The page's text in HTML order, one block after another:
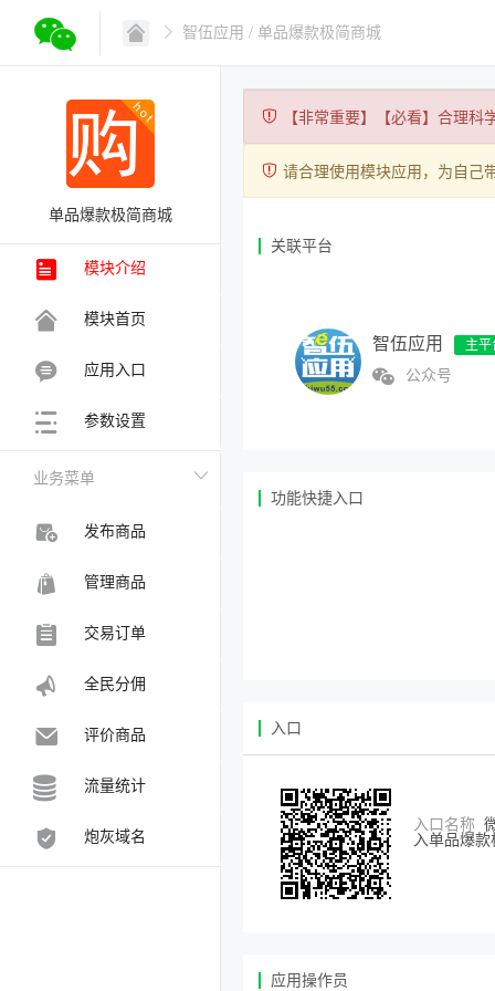
智伍应用 / 单品爆款极简商城
单品爆款极简商城
模块介绍
模块首页
应用入口
参数设置
业务菜单
发布商品
管理商品
交易订单
全民分佣
评价商品
流量统计
炮灰域名
【非常重要】【必看】合理
请合理使用模块应用，为自己
关联平台
智伍应用
公众号
功能快捷入口
入口
入口名称
入单品爆
应用操作员